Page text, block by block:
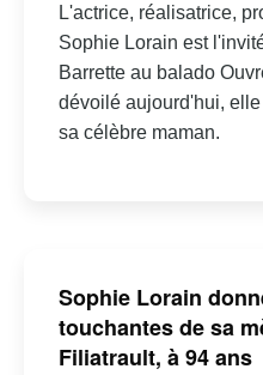
L'actrice, réalisatrice,
Sophie Lorain est
Barrette au balado
dévoilé aujourd'hui,
sa célèbre maman.
Sophie Lorain
touchantes de sa
Filiatrault, à 94 ans